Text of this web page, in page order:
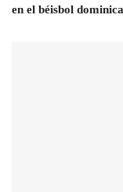
en el béisbol